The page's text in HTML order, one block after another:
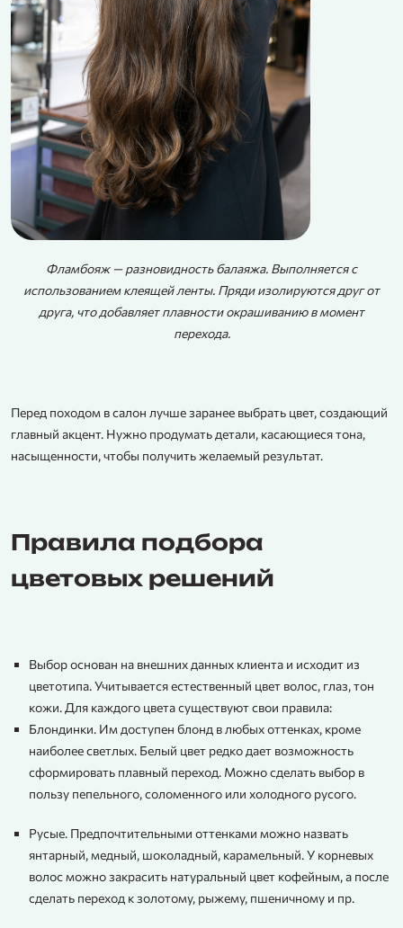
Фламбояж — разновидность балаяжа. Выполняется с
использованием клеящей ленты. Пряди изолируются друг от
друга, что добавляет плавности окрашиванию в момент
перехода.
Перед походом в салон лучше заранее выбрать цвет, создающий
главный акцент. Нужно продумать детали, касающиеся тона,
насыщенности, чтобы получить желаемый результат.
Правила подбора
цветовых решений
Выбор основан на внешних данных клиента и исходит из
цветотипа. Учитывается естественный цвет волос, глаз, тон
кожи. Для каждого цвета существуют свои правила:
Блондинки. Им доступен блонд в любых оттенках, кроме
наиболее светлых. Белый цвет редко дает возможность
сформировать плавный переход. Можно сделать выбор в
пользу пепельного, соломенного или холодного русого.
Русые. Предпочтительными оттенками можно назвать
янтарный, медный, шоколадный, карамельный. У корневых
волос можно закрасить натуральный цвет кофейным, а после
сделать переход к золотому, рыжему, пшеничному и пр.